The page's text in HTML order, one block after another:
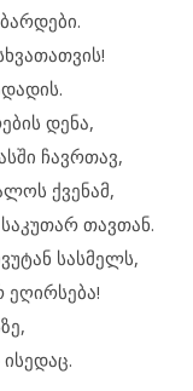
დენა,
ჩავრთავ,
ქვენამ,
თავთან.
სასმელს,
ეღირსება!